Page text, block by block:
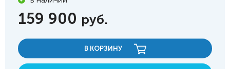
159 900 руб.
В КОРЗИНУ